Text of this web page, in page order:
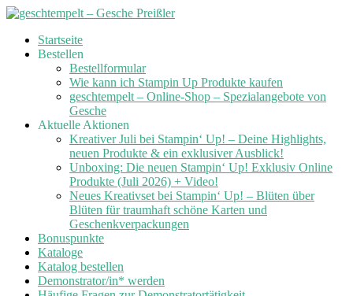
Skip
Startseite
Bestellen
Bestellformular
Wie kann ich Stampin Up Produkte kaufen
geschtempelt – Online-Shop – Spezialangebote von
Gesche
Aktuelle Aktionen
Kreativer Juli bei Stampin‘ Up! – Deine Highlights,
neuen Produkte & ein exklusiver Ausblick!
Unboxing: Die neuen Stampin‘ Up! Exklusiv Online
Produkte (Juli 2026) + Video!
Neues Kreativset bei Stampin‘ Up! – Blüten über
Blüten für traumhaft schöne Karten und
Geschenkverpackungen
Bonuspunkte
Kataloge
Katalog bestellen
Demonstrator/in* werden